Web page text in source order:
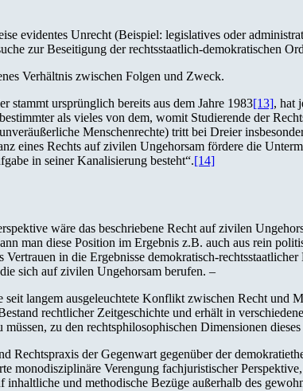
evidentes Unrecht (Beispiel: legislatives oder
zur Beseitigung der rechtsstaatlich-demokratischen
Verhältnis zwischen Folgen und Zweck.
ursprünglich bereits aus dem Jahre 1983[13], hat
als vieles von dem, womit Studierende der
Menschenrechte) tritt bei Dreier
eines Rechts auf zivilen Ungehorsam fördere die
in seiner Kanalisierung besteht“.[14]
wäre das beschriebene Recht auf zivilen
man diese Position im Ergebnis z.B. auch aus rein
in die Ergebnisse demokratisch-
sich auf zivilen Ungehorsam berufen. –
langem ausgeleuchtete Konflikt zwischen Recht und
rechtlicher Zeitgeschichte und erhält in
zu den rechtsphilosophischen Dimensionen
Rechtspraxis der Gegenwart gegenüber der
monodisziplinäre Verengung fachjuristischer
und methodische Bezüge außerhalb des